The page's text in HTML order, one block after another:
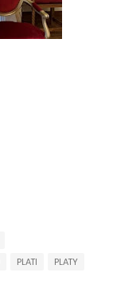
PLATI
PLATY